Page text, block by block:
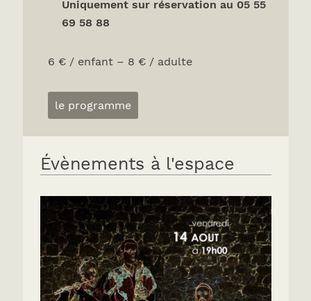
Uniquement sur réservation au 05 55
69 58 88
6 € / enfant – 8 € / adulte
le programme
Évènements à l'espace